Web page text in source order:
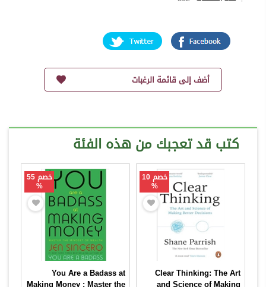
أضف إلى قائمة الرغبات
كتب قد تعجبك من هذه الفئة
خصم 10
%
Clear Thinking: The Art
خصم 55
%
You Are a Badass at